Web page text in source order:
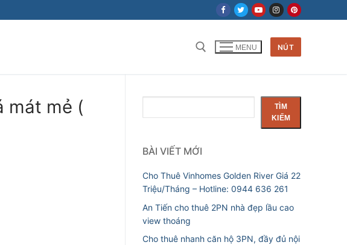
MENU NÚT
mát mẻ (
kiếm
TÌM
KIẾM
BÀI VIẾT MỚI
Cho Thuê Vinhomes Golden River Giá 22
Triệu/Tháng – Hotline: 0944 636 261
An Tiến cho thuê 2PN nhà đẹp lầu cao
view thoáng
Cho thuê nhanh căn hộ 3PN, đầy đủ nội